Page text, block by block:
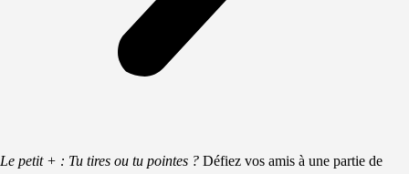
Le petit + : Tu tires ou tu pointes ? Défiez vos amis à une partie de